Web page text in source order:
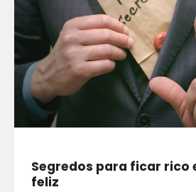
Segredos para ficar rico
feliz